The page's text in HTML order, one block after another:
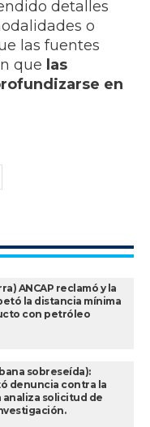
detalles
o
las fuentes
que las
en
ANCAP reclamó y la
la distancia mínima
con petróleo
sobreseída):
denuncia contra la
analiza solicitud de